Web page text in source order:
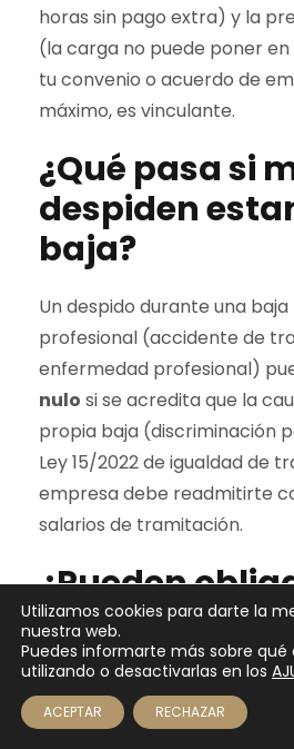
horas sin pago extra) y la
(la carga no puede poner en
tu convenio o acuerdo de
máximo, es vinculante.
¿Qué pasa si
despiden
baja?
Un despido durante una
profesional (accidente de
enfermedad profesional)
nulo si se acredita que la
propia baja (discriminación
Ley 15/2022 de igualdad de
empresa debe readmitirte
salarios de tramitación.
¿Pueden
usar
químicos sin
protección?
Utilizamos cookies para darte la
nuestra web.
Puedes informarte más sobre qué
utilizando o desactivarlas en los
ACEPTAR RECHAZAR